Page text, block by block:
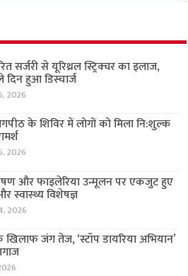
सर्जरी से यूरिथ्रल स्ट्रिक्चर का इलाज,
हुआ डिस्चार्ज
2026
के शिविर में लोगों को मिला नि:शुल्क
2026
और फाइलेरिया उन्मूलन पर एकजुट हुए
स्वास्थ्य विशेषज्ञ
2026
खिलाफ जंग तेज, ‘स्टॉप डायरिया अभियान’